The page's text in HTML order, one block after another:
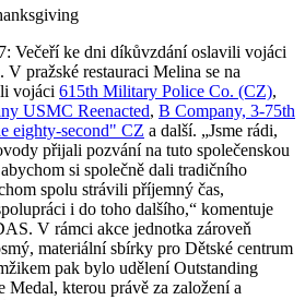
Večeří ke dni díkůvzdání oslavili vojáci
pražské restauraci Melina se na
vojáci 615th Military Police Co. (CZ),
USMC Reenacted, B Company, 3-75th
eighty-second" CZ a další. „Jsme rádi,
přijali pozvání na tuto společenskou
si společně dali tradičního
spolu strávili příjemný čas,
i do toho dalšího,“ komentuje
V rámci akce jednotka zároveň
materiální sbírky pro Dětské centrum
pak bylo udělení Outstanding
kterou právě za založení a